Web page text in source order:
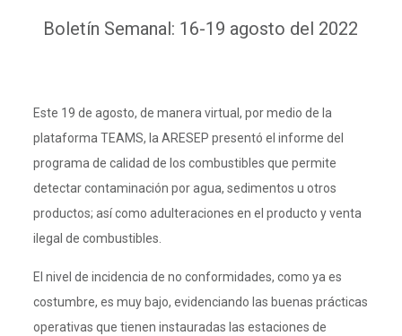
Boletín Semanal: 16-19 agosto del 2022
Este 19 de agosto, de manera virtual, por medio de la
plataforma TEAMS, la ARESEP presentó el informe del
programa de calidad de los combustibles que permite
detectar contaminación por agua, sedimentos u otros
productos; así como adulteraciones en el producto y venta
ilegal de combustibles.
El nivel de incidencia de no conformidades, como ya es
costumbre, es muy bajo, evidenciando las buenas prácticas
operativas que tienen instauradas las estaciones de